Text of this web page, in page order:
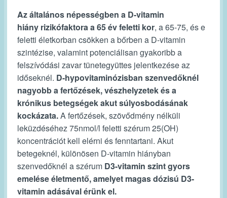
Azáltalános népességben a D-vitamin
hiány rizikófaktora a 65 év feletti kor, a 65-75, és e
feletti életkorban csökken a bőrben a D-vitamin
szintézise, valamint potenciálisan gyakoribb a
felszívódási zavar tünetegyüttes jelentkezése az
időseknél. D-hypovitaminózisban szenvedőknél
nagyobb a fertőzések, vészhelyzetek és a
krónikus betegségek akut súlyosbodásának
kockázata.A fertőzések, szövődmény nélküli
leküzdéséhez 75nmol/l feletti szérum 25(OH)
koncentrációt kell elérni és fenntartani. Akut
betegeknél, különösen D-vitamin hiányban
szenvedőknél a szérum D3-vitamin szint gyors
emelése életmentő, amelyet magas dózisú D3-
vitamin adásával érünk el.